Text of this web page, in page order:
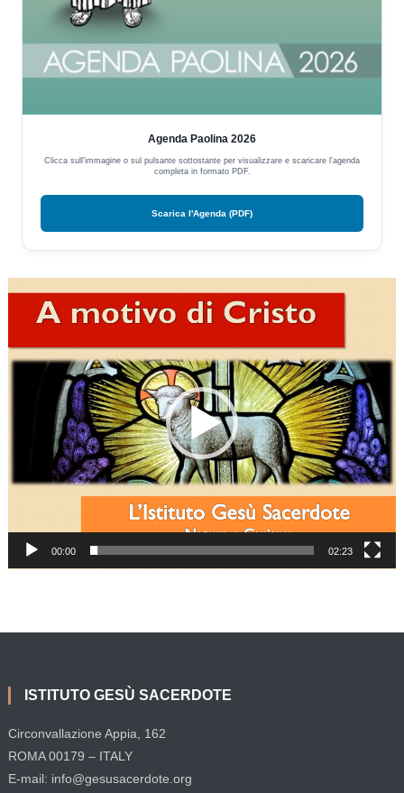
Agenda Paolina 2026
Clicca sull'immagine o sul pulsante sottostante per visualizzare e scaricare l'agenda
completa in formato PDF.
Scarica l'Agenda (PDF)
Player
00:00 02:23
ISTITUTO GESÙ SACERDOTE
Circonvallazione Appia, 162
ROMA 00179 – ITALY
E-mail: info@gesusacerdote.org